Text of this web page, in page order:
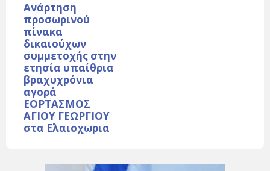
Ανάρτηση
προσωρινού
πίνακα
δικαιούχων
συμμετοχής στην
ετησία υπαίθρια
βραχυχρόνια
αγορά
ΕΟΡΤΑΣΜΟΣ
ΑΓΙΟΥ ΓΕΩΡΓΙΟΥ
στα Ελαιοχωρια